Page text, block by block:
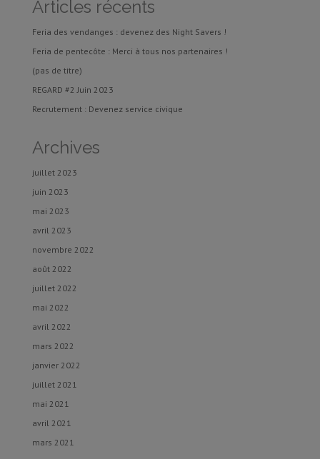
Articles récents
Feria des vendanges : devenez des Night Savers !
Feria de pentecôte : Merci à tous nos partenaires !
(pas de titre)
REGARD #2 Juin 2023
Recrutement : Devenez service civique
Archives
juillet 2023
juin 2023
mai 2023
avril 2023
novembre 2022
août 2022
juillet 2022
mai 2022
avril 2022
mars 2022
janvier 2022
juillet 2021
mai 2021
avril 2021
mars 2021